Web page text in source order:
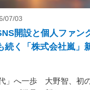
07/03
開設と個人ファン
く「株式会社嵐」
」へ一歩 大野智、初